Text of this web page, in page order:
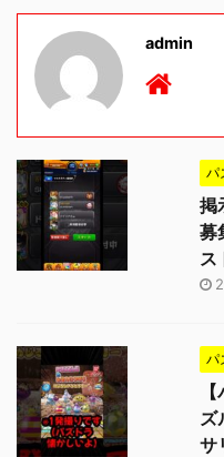
admin
パ
掲
募
ス
パ
ズ
サ